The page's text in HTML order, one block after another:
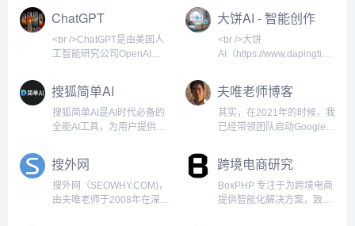
景气度显著回升。值得注意的
是，小间距LED（P2.5以下）产
品占比首次超过50%，成为市场
绝对主力，
亚德与洲明科技宣布，其Micro
LED芯片巨量转移良率已提升至
99.999%，成本
ChatGPT
<br />ChatGPT是由美国人
工智能研究公司OpenAI开
话式AI助手。它基于
GPT（Generative Pre-
trained Transformer）架
构，经过海量文本数据的预
畅、有逻辑的回复。自2022
年11月发布以来，ChatGPT
迅速成为全球用户量增长最
大饼AI - 智能创作
平台
<br />大饼
AI（https://
容生成的全栈式AI平台，致
力于为个人用户和企业提供
高效、精准的自然语言处理
服务。平台融合了最新的深
创意策划等核心功能，同时
结合大语言模型与行业知识
图谱，满足用户在写作、营
搜狐简单AI
搜狐简单AI是AI时代必备的
全能AI工具，为用户提供全
写作、AI在线图片处理。提
供海量图片制作设计模板：
电商图，logo设计，证件
照，智能抠图，图片高清修
夫唯老师博客
其实，在2021年的时候，我
已经带领团队启动Google
家之间来往封闭，某一天我
突发奇想，如果口罩结束，
岂不是有大量的外国人要来
中国？于是我安排因口罩正
搜外网
搜外网（SEOWHY.COM)，
由夫唯老师于2008年在深圳
跨境电商研究
BoxPHP 专注于为跨境电商
提供智能化解决方案，致力